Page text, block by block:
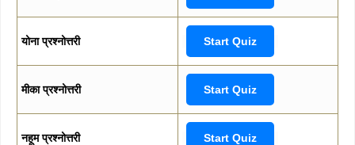
योना प्रश्नोत्तरी Start Quiz
मीका प्रश्नोत्तरी Start Quiz
नहूम प्रश्नोत्तरी Start Quiz